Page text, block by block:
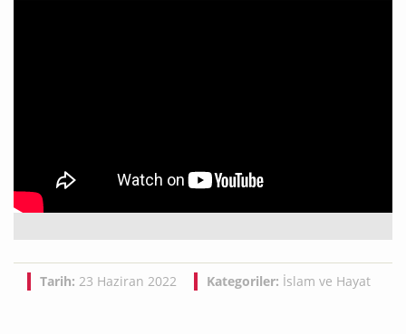
Tarih: 23 Haziran 2022 Kategoriler: İslam ve Hayat